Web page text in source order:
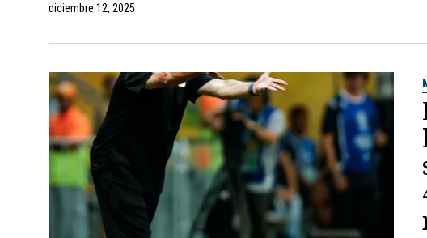
diciembre 12, 2025